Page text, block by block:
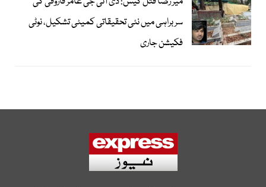
سربراہی میں نئی تحقیقاتی کمیٹی تشکیل، نوٹی
فکیشن جاری